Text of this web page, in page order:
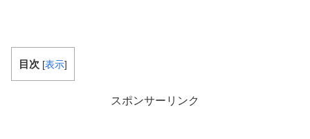
目次 [表示]
スポンサーリンク